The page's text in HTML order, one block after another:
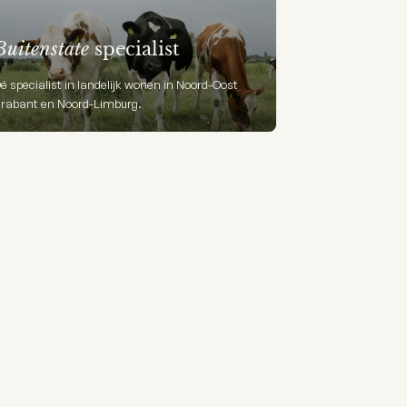
specialist
specialist in landelijk wonen in Noord-Oost
en Noord-Limburg.